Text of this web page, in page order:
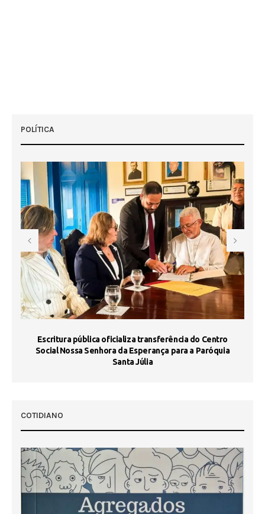
POLÍTICA
Escritura pública oficializa transferência do Centro
Social Nossa Senhora da Esperança para a Paróquia
Santa Júlia
COTIDIANO